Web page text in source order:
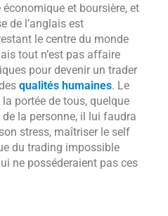
et boursière, et
de l’anglais est
le centre du monde
tout n’est pas affaire
pour devenir un trader
qualités humaines. Le
la portée de tous, quelque
la personne, il lui faudra
stress, maîtriser le self
du trading impossible
ne posséderaient pas ces